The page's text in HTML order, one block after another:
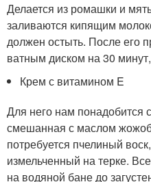
Делается из ромашки и
заливаются кипящим
должен остыть. После его
ватным диском на 30
Крем с витамином E
Для него нам понадобится
смешанная с маслом
потребуется пчелиный
измельченный на терке.
на водяной бане до